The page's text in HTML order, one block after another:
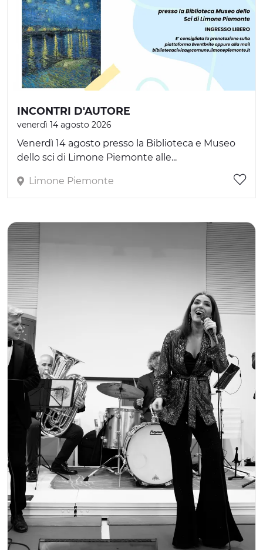
INCONTRI D'AUTORE
venerdì 14 agosto 2026
Venerdì 14 agosto presso la Biblioteca e Museo
dello sci di Limone Piemonte alle...
Limone Piemonte